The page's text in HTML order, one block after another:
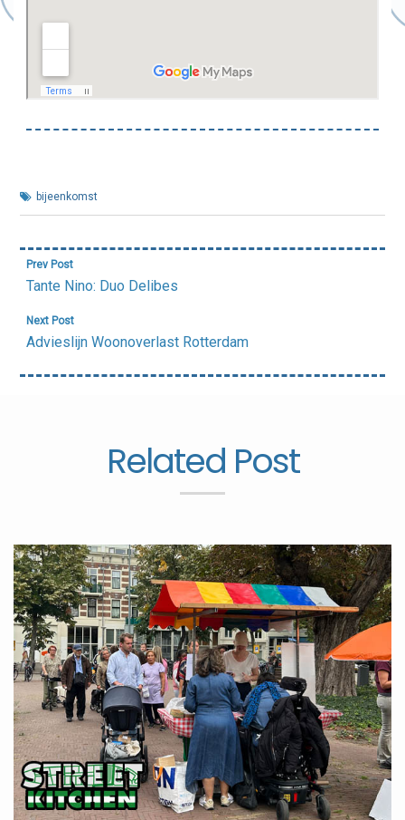
bijeenkomst
Bericht
navigatie
Prev Post
Tante Nino: Duo Delibes
Next Post
Advieslijn Woonoverlast Rotterdam
Related Post